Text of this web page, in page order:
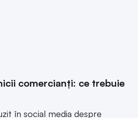
comercianți: ce trebuie
în social media despre